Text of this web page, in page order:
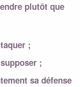
plutôt que
;
;
sa défense